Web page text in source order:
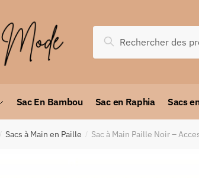
Recherche
Sac En Bambou Sac en Raphia Sacs
/ Sacs à Main en Paille / Sac à Main Paille Noir –